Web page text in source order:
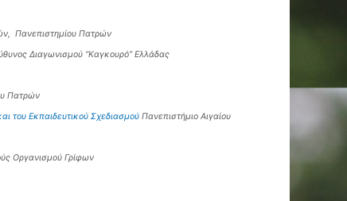
Πανεπιστημίου Πατρών
Διαγωνισμού “Καγκουρό” Ελλάδας
Πατρών
του Εκπαιδευτικού Σχεδιασμού Πανεπιστήμιο Αιγαίου
Οργανισμού Γρίφων